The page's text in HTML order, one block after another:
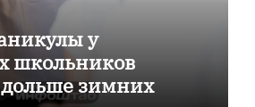
у
школьников
зимних